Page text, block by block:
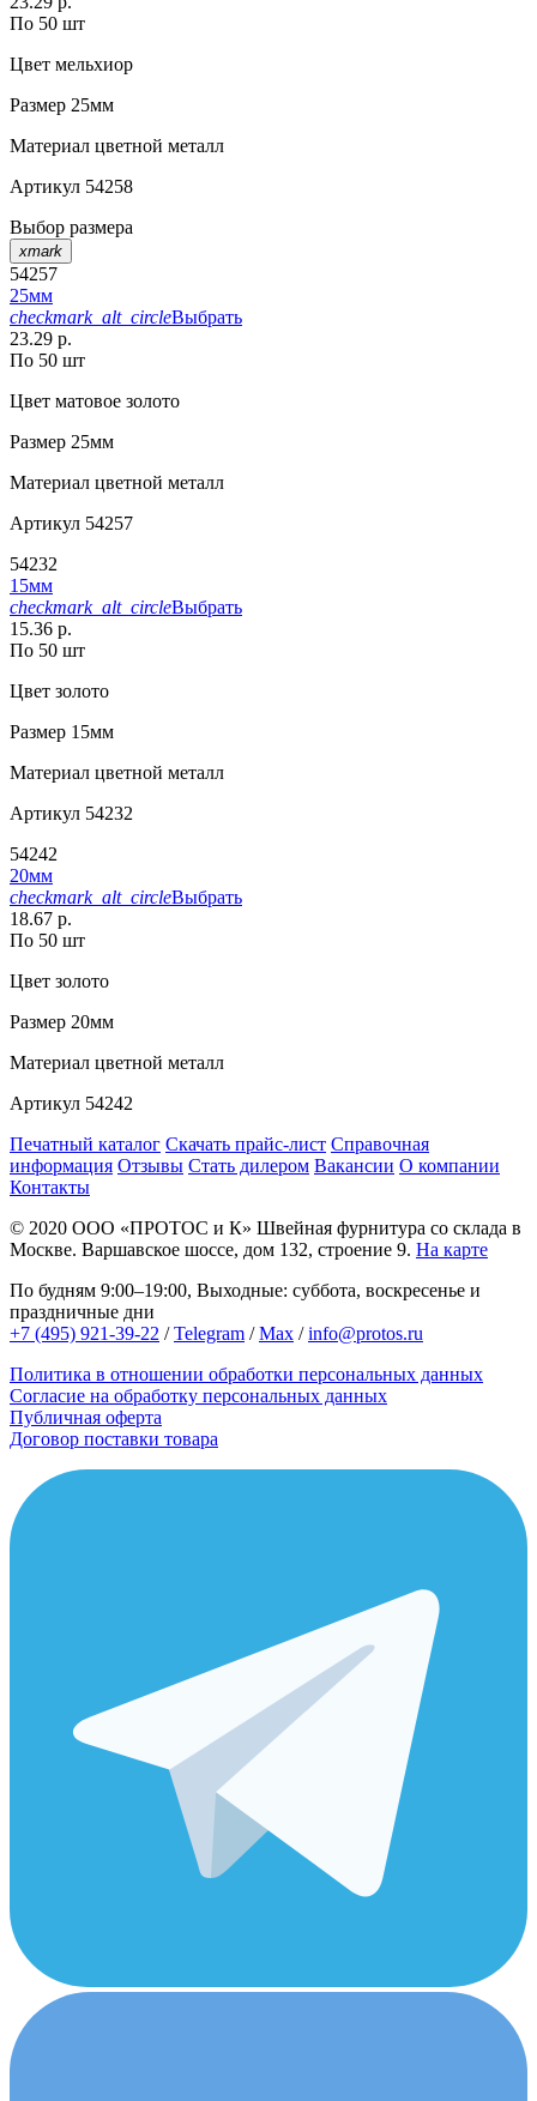
По 50 шт
Цвет мельхиор
Размер 25мм
Материал цветной металл
Артикул 54258
Выбор размера
xmark
54257
25мм
checkmark_alt_circleВыбрать
23.29 р.
По 50 шт
Цвет матовое золото
Размер 25мм
Материал цветной металл
Артикул 54257
54232
15мм
checkmark_alt_circleВыбрать
15.36 р.
По 50 шт
Цвет золото
Размер 15мм
Материал цветной металл
Артикул 54232
54242
20мм
checkmark_alt_circleВыбрать
18.67 р.
По 50 шт
Цвет золото
Размер 20мм
Материал цветной металл
Артикул 54242
Печатный каталог Скачать прайс-лист Справочная
информация Отзывы Стать дилером Вакансии О компании
Контакты
© 2020 ООО «ПРОТОС и К» Швейная фурнитура со склада в
Москве. Варшавское шоссе, дом 132, строение 9. На карте
По будням 9:00–19:00, Выходные: суббота, воскресенье и
праздничные дни
+7 (495) 921-39-22 /Telegram /Max /info@protos.ru
Политика в отношении обработки персональных данных
Согласие на обработку персональных данных
Публичная оферта
Договор поставки товара